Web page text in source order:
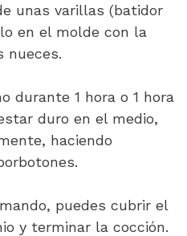
unas varillas (batidor
en el molde con la
nueces.
durante 1 hora o 1 hora
duro en el medio,
haciendo
puedes cubrir el
y terminar la cocción.